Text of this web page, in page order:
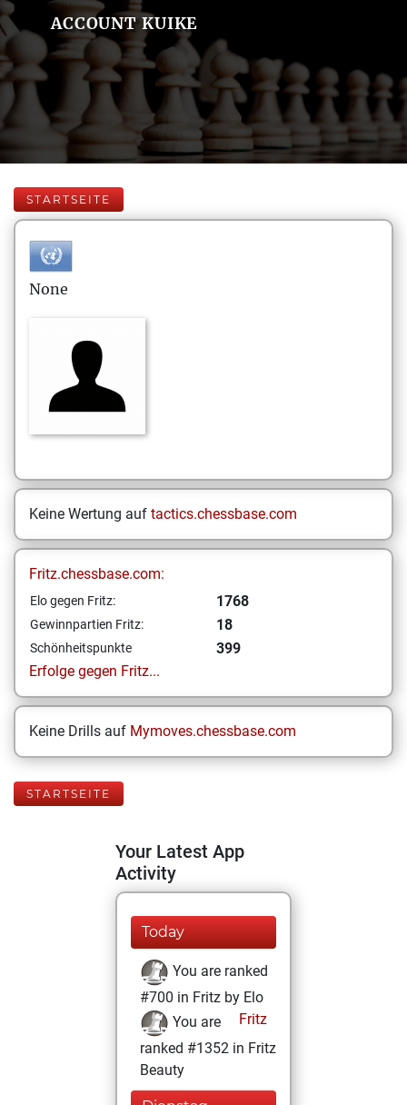
ACCOUNT KUIKE
STARTSEITE
None
Keine Wertung auf tactics.chessbase.com
Fritz.chessbase.com:
Elo gegen Fritz: 1768
Gewinnpartien Fritz: 18
Schönheitspunkte
399
Erfolge gegen Fritz...
Keine Drills auf Mymoves.chessbase.com
STARTSEITE
Your Latest App
Activity
Today
You are ranked
#700 in Fritz by Elo
Fritz
You are
ranked #1352 in Fritz
Beauty